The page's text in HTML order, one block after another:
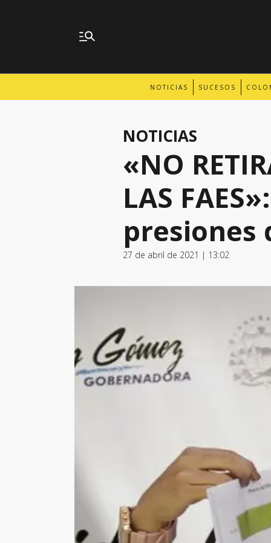
NOTICIAS SUCESOS
NOTICIAS
«NO
LAS
presiones
27 de abril de 2021 | 13:02